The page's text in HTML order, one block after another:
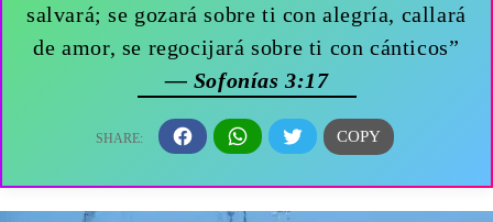
salvará; se gozará sobre ti con alegría, callará
de amor, se regocijará sobre ti con cánticos”
— Sofonías 3:17